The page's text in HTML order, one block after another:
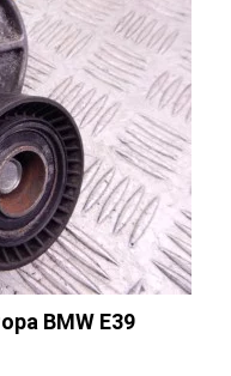
BMW E39